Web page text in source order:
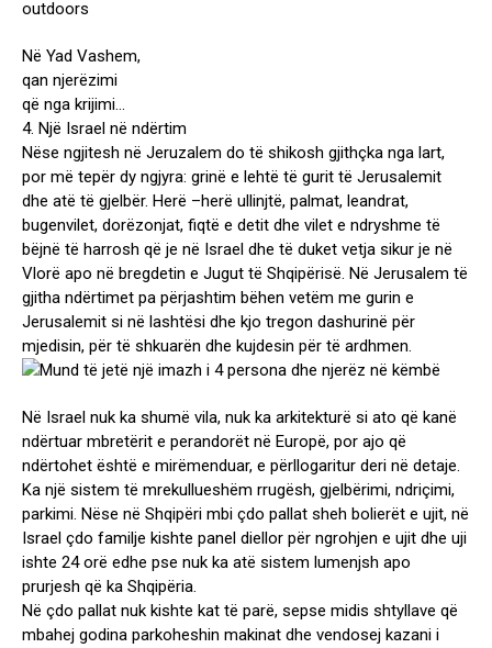
Në Yad Vashem,
qan njerëzimi
që nga krijimi…
4. Një Israel në ndërtim
Nëse ngjitesh në Jeruzalem do të shikosh gjithçka nga lart,
por më tepër dy ngjyra: grinë e lehtë të gurit të Jerusalemit
dhe atë të gjelbër. Herë –herë ullinjtë, palmat, leandrat,
bugenvilet, dorëzonjat, fiqtë e detit dhe vilet e ndryshme të
bëjnë të harrosh që je në Israel dhe të duket vetja sikur je në
Vlorë apo në bregdetin e Jugut të Shqipërisë. Në Jerusalem të
gjitha ndërtimet pa përjashtim bëhen vetëm me gurin e
Jerusalemit si në lashtësi dhe kjo tregon dashurinë për
mjedisin, për të shkuarën dhe kujdesin për të ardhmen.
Në Israel nuk ka shumë vila, nuk ka arkitekturë si ato që kanë
ndërtuar mbretërit e perandorët në Europë, por ajo që
ndërtohet është e mirëmenduar, e përllogaritur deri në detaje.
Ka një sistem të mrekullueshëm rrugësh, gjelbërimi, ndriçimi,
parkimi. Nëse në Shqipëri mbi çdo pallat sheh bolierët e ujit, në
Israel çdo familje kishte panel diellor për ngrohjen e ujit dhe uji
ishte 24 orë edhe pse nuk ka atë sistem lumenjsh apo
prurjesh që ka Shqipëria.
Në çdo pallat nuk kishte kat të parë, sepse midis shtyllave që
mbahej godina parkoheshin makinat dhe vendosej kazani i